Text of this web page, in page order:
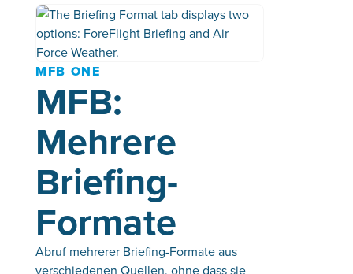
MFB ONE
MFB:
Mehrere
Briefing-
Formate
Abruf mehrerer Briefing-Formate aus
verschiedenen Quellen, ohne dass sie